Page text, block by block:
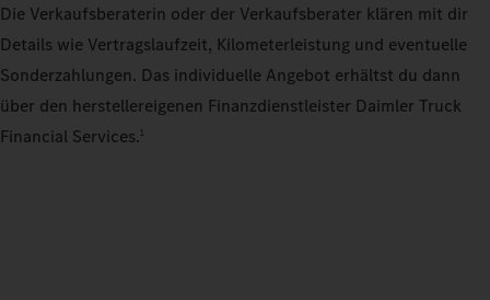
Die Verkaufsberaterin oder der Verkaufsberater klären mit dir
Details wie Vertragslaufzeit, Kilometerleistung und eventuelle
Sonderzahlungen. Das individuelle Angebot erhältst du dann
über den herstellereigenen Finanzdienstleister Daimler Truck
Financial Services.1